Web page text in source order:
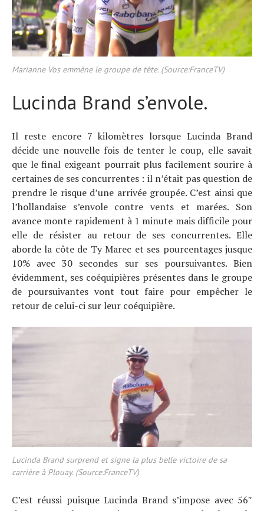
Marianne Vos emmène le groupe de tête. (Source:FranceTV)
Lucinda Brand s’envole.
Il reste encore 7 kilomètres lorsque Lucinda Brand
décide une nouvelle fois de tenter le coup, elle savait
que le final exigeant pourrait plus facilement sourire à
certaines de ses concurrentes : il n’était pas question de
prendre le risque d’une arrivée groupée. C’est ainsi que
l’hollandaise s’envole contre vents et marées. Son
avance monte rapidement à 1 minute mais difficile pour
elle de résister au retour de ses concurrentes. Elle
aborde la côte de Ty Marec et ses pourcentages jusque
10% avec 30 secondes sur ses poursuivantes. Bien
évidemment, ses coéquipières présentes dans le groupe
de poursuivantes vont tout faire pour empêcher le
retour de celui-ci sur leur coéquipière.
Lucinda Brand surprend et signe la plus belle victoire de sa
carrière à Plouay. (Source:FranceTV)
C’est réussi puisque Lucinda Brand s’impose avec 56″